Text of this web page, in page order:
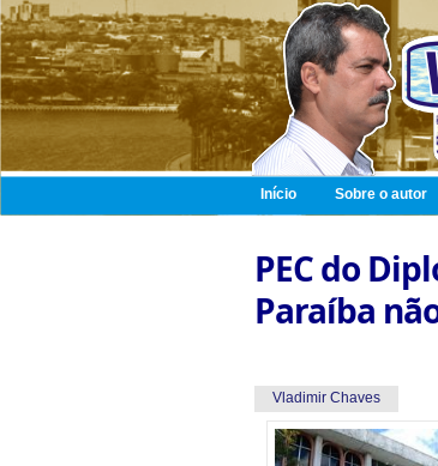
Início Sobre o autor
PEC do
Paraíba
Vladimir Chaves